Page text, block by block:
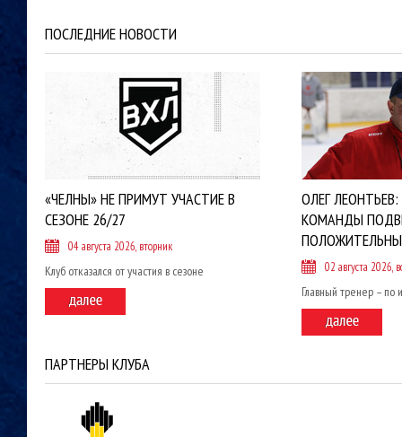
ПОСЛЕДНИЕ НОВОСТИ
«ЧЕЛНЫ» НЕ ПРИМУТ УЧАСТИЕ В
СЕЗОНЕ 26/27
04 августа 2026, вторник
Клуб отказался от участия в сезоне
ОЛЕГ
КОМАНДЫ
02 августа 2026,
Главный тренер – по
ПАРТНЕРЫ КЛУБА